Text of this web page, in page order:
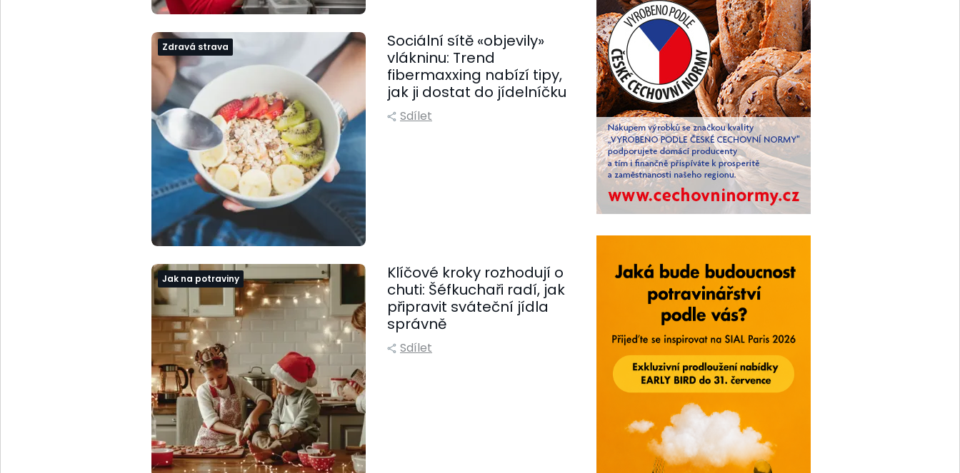
Zdravá strava
Sociální sítě «objevily»
vlákninu: Trend
fibermaxxing nabízí tipy,
jak ji dostat do jídelníčku
Sdílet
Jak na potraviny
Klíčové kroky rozhodují o
chuti: Šéfkuchaři radí, jak
připravit sváteční jídla
správně
Sdílet